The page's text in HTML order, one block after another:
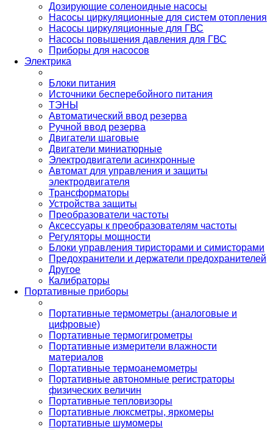
Дозирующие соленоидные насосы
Насосы циркуляционные для систем отопления
Насосы циркуляционные для ГВС
Насосы повышения давления для ГВС
Приборы для насосов
Электрика
Блоки питания
Источники бесперебойного питания
ТЭНЫ
Автоматический ввод резерва
Ручной ввод резерва
Двигатели шаговые
Двигатели миниатюрные
Электродвигатели асинхронные
Автомат для управления и защиты
электродвигателя
Трансформаторы
Устройства защиты
Преобразователи частоты
Аксессуары к преобразователям частоты
Регуляторы мощности
Блоки управления тиристорами и симисторами
Предохранители и держатели предохранителей
Другое
Калибраторы
Портативные приборы
Портативные термометры (аналоговые и
цифровые)
Портативные термогигрометры
Портативные измерители влажности
материалов
Портативные термоанемометры
Портативные автономные регистраторы
физических величин
Портативные тепловизоры
Портативные люксметры, яркомеры
Портативные шумомеры